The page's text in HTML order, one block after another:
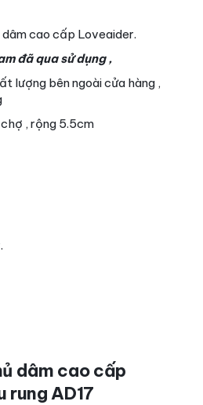
cao cấp Loveaider.
đã qua sử dụng,
lượng bên ngoàicửa hàng ,
chợ , rộng 5.5cm
dâm cao cấp
rung AD17